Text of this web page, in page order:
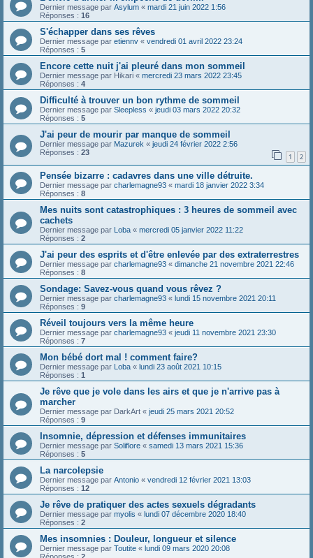
Dernier message par Asylum « mardi 21 juin 2022 1:56
Réponses : 16
S'échapper dans ses rêves
Dernier message par etiennv « vendredi 01 avril 2022 23:24
Réponses : 5
Encore cette nuit j'ai pleuré dans mon sommeil
Dernier message par Hikari « mercredi 23 mars 2022 23:45
Réponses : 4
Difficulté à trouver un bon rythme de sommeil
Dernier message par Sleepless « jeudi 03 mars 2022 20:32
Réponses : 5
J'ai peur de mourir par manque de sommeil
Dernier message par Mazurek « jeudi 24 février 2022 2:56
Réponses : 23 1 2
Pensée bizarre : cadavres dans une ville détruite.
Dernier message par charlemagne93 « mardi 18 janvier 2022 3:34
Réponses : 8
Mes nuits sont catastrophiques : 3 heures de sommeil avec
cachets
Dernier message par Loba « mercredi 05 janvier 2022 11:22
Réponses : 2
J'ai peur des esprits et d'être enlevée par des extraterrestres
Dernier message par charlemagne93 « dimanche 21 novembre 2021 22:46
Réponses : 8
Sondage: Savez-vous quand vous rêvez ?
Dernier message par charlemagne93 « lundi 15 novembre 2021 20:11
Réponses : 9
Réveil toujours vers la même heure
Dernier message par charlemagne93 « jeudi 11 novembre 2021 23:30
Réponses : 7
Mon bébé dort mal ! comment faire?
Dernier message par Loba « lundi 23 août 2021 10:15
Réponses : 1
Je rêve que je vole dans les airs et que je n'arrive pas à
marcher
Dernier message par DarkArt « jeudi 25 mars 2021 20:52
Réponses : 9
Insomnie, dépression et défenses immunitaires
Dernier message par Soliflore « samedi 13 mars 2021 15:36
Réponses : 5
La narcolepsie
Dernier message par Antonio « vendredi 12 février 2021 13:03
Réponses : 12
Je rêve de pratiquer des actes sexuels dégradants
Dernier message par myolis « lundi 07 décembre 2020 18:40
Réponses : 2
Mes insomnies : Douleur, longueur et silence
Dernier message par Toutite « lundi 09 mars 2020 20:08